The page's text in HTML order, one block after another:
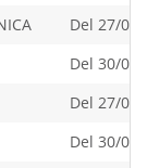
Del 27/
Del 30/
Del 27/
Del 30/